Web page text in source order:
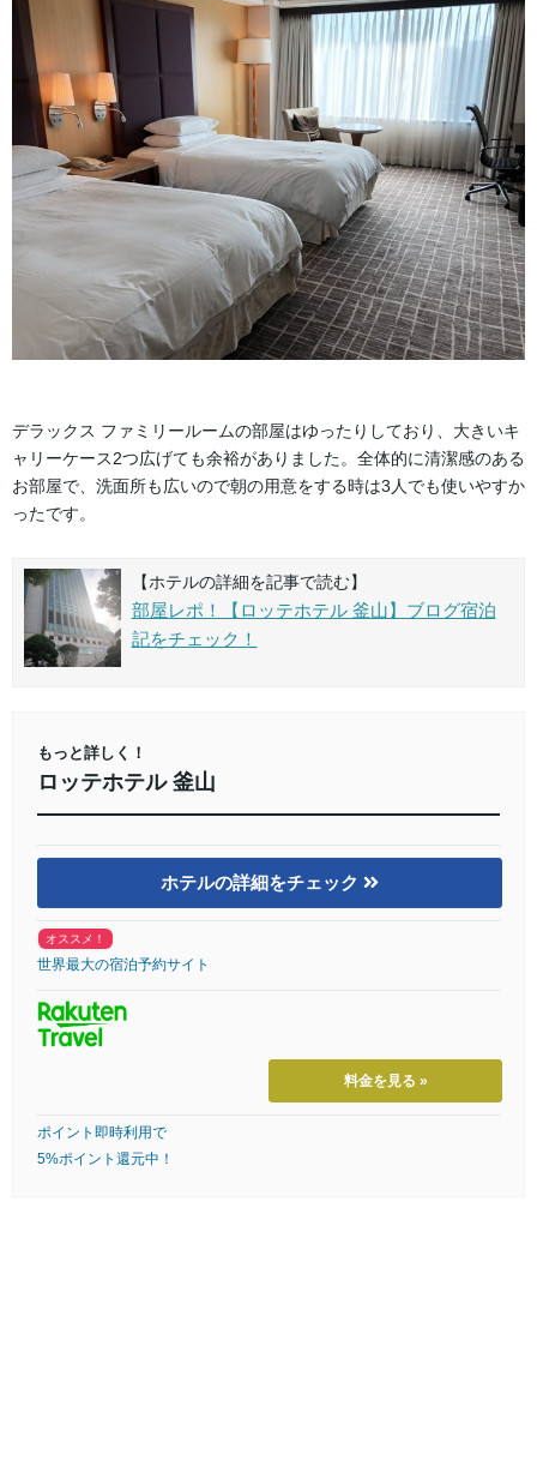
デラックス ファミリールームの部屋はゆったりしており、大きいキ
ャリーケース2つ広げても余裕がありました。全体的に清潔感のある
お部屋で、洗面所も広いので朝の用意をする時は3人でも使いやすか
ったです。
【ホテルの詳細を記事で読む】
部屋レポ！【ロッテホテル 釜山】ブログ宿泊
記をチェック！
もっと詳しく！
ロッテホテル 釜山
ホテルの詳細をチェック
オススメ！
世界最大の宿泊予約サイト
料金を見る »
ポイント即時利用で
5%ポイント還元中！